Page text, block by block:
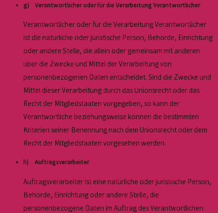
g) Verantwortlicher oder für die Verarbeitung Verantwortlicher
Verantwortlicher oder für die Verarbeitung Verantwortlicher
ist die natürliche oder juristische Person, Behörde, Einrichtung
oder andere Stelle, die allein oder gemeinsam mit anderen
über die Zwecke und Mittel der Verarbeitung von
personenbezogenen Daten entscheidet. Sind die Zwecke und
Mittel dieser Verarbeitung durch das Unionsrecht oder das
Recht der Mitgliedstaaten vorgegeben, so kann der
Verantwortliche beziehungsweise können die bestimmten
Kriterien seiner Benennung nach dem Unionsrecht oder dem
Recht der Mitgliedstaaten vorgesehen werden.
h) Auftragsverarbeiter
Auftragsverarbeiter ist eine natürliche oder juristische Person,
Behörde, Einrichtung oder andere Stelle, die
personenbezogene Daten im Auftrag des Verantwortlichen